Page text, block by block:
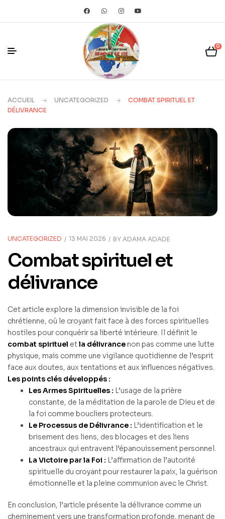
0
ACCUEIL UNCATEGORIZED
COMBAT SPIRITUEL ET
DÉLIVRANCE
UNCATEGORIZED 13 MAI 2026 BY ADAMA ADADE
Combat spirituel et
délivrance
Cet article explore la dimension invisible de la foi
chrétienne, où le croyant fait face à des forces spirituelles
hostiles pour conquérir sa liberté intérieure. Il définit le
combat spirituel etla délivrance non pas comme une lutte
physique, mais comme une vigilance quotidienne de l’esprit
face aux doutes, aux tentations et aux influences négatives.
Les points clés développés :
Les Armes Spirituelles : L’usage de la prière
constante, de la méditation de la parole de Dieu et de
la foi comme boucliers protecteurs.
Le Processus de Délivrance : L’identification et le
brisement des liens, des blocages et des liens
ancestraux qui entravent l’épanouissement personnel.
La Victoire par la Foi : L’affirmation de l’autorité
spirituelle du croyant pour restaurer la paix, la guérison
émotionnelle et la pleine communion avec le Christ.
En conclusion, l’article présente la délivrance comme un
cheminement vers une transformation profonde, menant de